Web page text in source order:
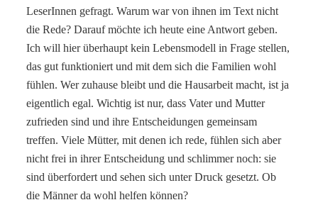
LeserInnen gefragt. Warum war von ihnen im Text nicht
die Rede? Darauf möchte ich heute eine Antwort geben.
Ich will hier überhaupt kein Lebensmodell in Frage stellen,
das gut funktioniert und mit dem sich die Familien wohl
fühlen. Wer zuhause bleibt und die Hausarbeit macht, ist ja
eigentlich egal. Wichtig ist nur, dass Vater und Mutter
zufrieden sind und ihre Entscheidungen gemeinsam
treffen. Viele Mütter, mit denen ich rede, fühlen sich aber
nicht frei in ihrer Entscheidung und schlimmer noch: sie
sind überfordert und sehen sich unter Druck gesetzt. Ob
die Männer da wohl helfen können?